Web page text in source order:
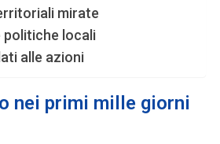
mirate
politiche locali
alle azioni
nei primi mille giorni